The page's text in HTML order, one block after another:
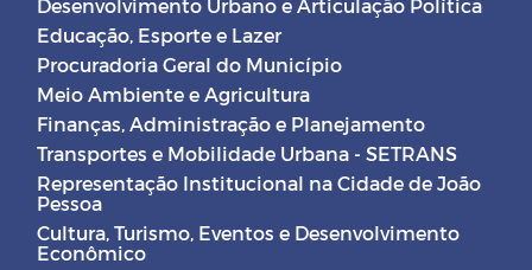
Desenvolvimento Urbano e Articulação Política
Educação, Esporte e Lazer
Procuradoria Geral do Município
Meio Ambiente e Agricultura
Finanças, Administração e Planejamento
Transportes e Mobilidade Urbana - SETRANS
Representação Institucional na Cidade de João
Pessoa
Cultura, Turismo, Eventos e Desenvolvimento
Econômico